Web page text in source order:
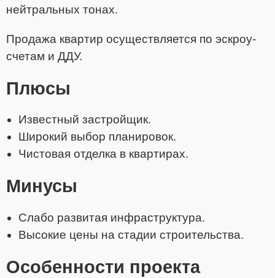
нейтральных тонах.
Продажа квартир осуществляется по эскроу-
счетам и ДДУ.
Плюсы
Известный застройщик.
Широкий выбор планировок.
Чистовая отделка в квартирах.
Минусы
Слабо развитая инфраструктура.
Высокие цены на стадии строительства.
Особенности проекта